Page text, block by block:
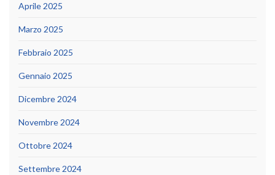
Aprile 2025
Marzo 2025
Febbraio 2025
Gennaio 2025
Dicembre 2024
Novembre 2024
Ottobre 2024
Settembre 2024